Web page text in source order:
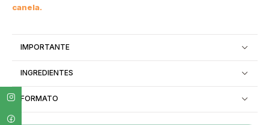
canela.
IMPORTANTE
INGREDIENTES
FORMATO